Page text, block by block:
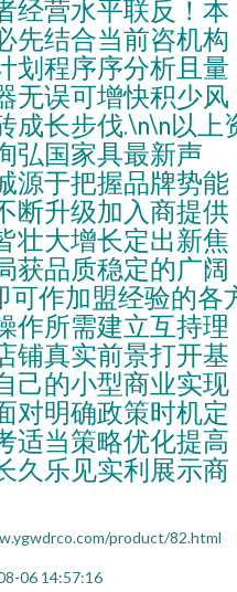
经营水平联反！本
先结合当前咨机构
划程序序分析且量
无误可增快积少风
成长步伐.\n\n以上
弘国家具最新声
源于把握品牌势能
断升级加入商提供
壮大增长定出新焦
获品质稳定的广阔
可作加盟经验的各
作所需建立互持理
铺真实前景打开基
己的小型商业实现
对明确政策时机定
适当策略优化提高
久乐见实利展示商
product/82.html
06 14:57:16